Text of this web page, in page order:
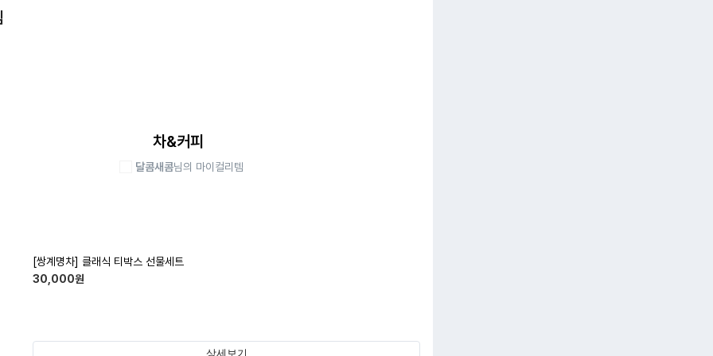
차&커피
달콤새콤님의 마이컬리템
[쌍계명차] 클래식 티박스 선물세트
30,000원
상세보기